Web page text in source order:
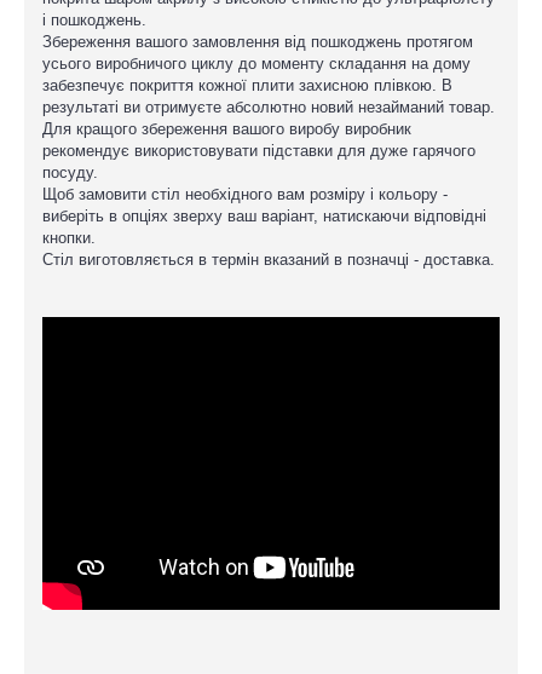
і пошкоджень.
Збереження вашого замовлення від пошкоджень протягом
усього виробничого циклу до моменту складання на дому
забезпечує покриття кожної плити захисною плівкою. В
результаті ви отримуєте абсолютно новий незайманий товар.
Для кращого збереження вашого виробу виробник
рекомендує використовувати підставки для дуже гарячого
посуду.
Щоб замовити стіл необхідного вам розміру і кольору -
виберіть в опціях зверху ваш варіант, натискаючи відповідні
кнопки.
Стіл виготовляється в термін вказаний в позначці - доставка.